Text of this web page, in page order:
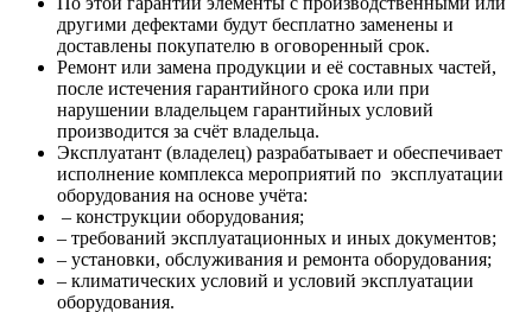
другими дефектами будут бесплатно заменены и
доставлены покупателю в оговоренный срок.
Ремонт или замена продукции и её составных частей,
после истечения гарантийного срока или при
нарушении владельцем гарантийных условий
производится за счёт владельца.
Эксплуатант (владелец) разрабатывает и обеспечивает
исполнение комплекса мероприятий по эксплуатации
оборудования на основе учёта:
– конструкции оборудования;
– требований эксплуатационных и иных документов;
– установки, обслуживания и ремонта оборудования;
– климатических условий и условий эксплуатации
оборудования.